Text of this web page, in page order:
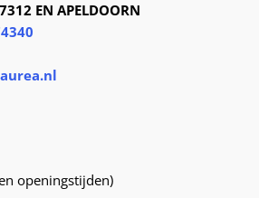
EN APELDOORN
openingstijden)